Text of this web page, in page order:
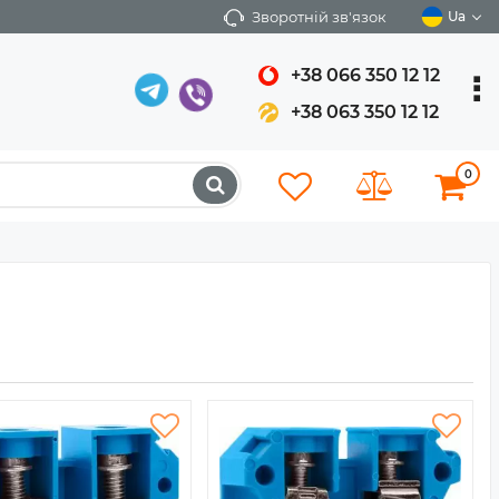
Зворотній зв'язок Ua
+38 066 350 12 12
+38 063 350 12 12
0